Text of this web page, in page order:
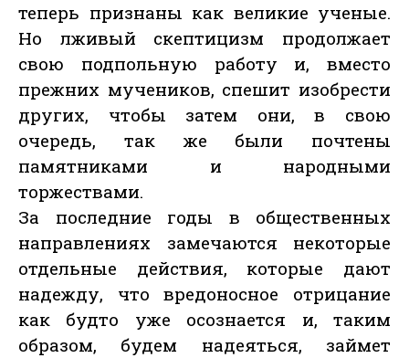
теперь признаны как великие ученые.
Но лживый скептицизм продолжает
свою подпольную работу и, вместо
прежних мучеников, спешит изобрести
других, чтобы затем они, в свою
очередь, так же были почтены
памятниками и народными
торжествами.
За последние годы в общественных
направлениях замечаются некоторые
отдельные действия, которые дают
надежду, что вредоносное отрицание
как будто уже осознается и, таким
образом, будем надеяться, займет